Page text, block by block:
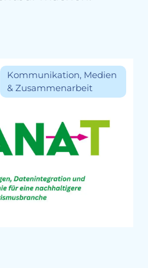
Kommunikation, Medien
& Zusammenarbeit